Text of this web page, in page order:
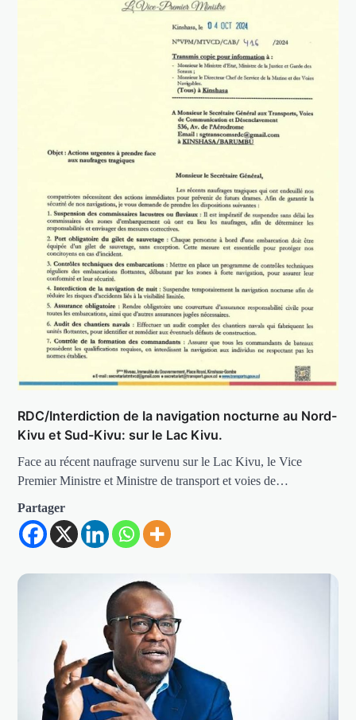
RDC/Interdiction de Ia navigation nocturne au Nord-
Kivu et Sud-Kivu: sur le Lac Kivu.
Face au récent naufrage survenu sur le Lac Kivu, le Vice
Premier Ministre et Ministre de transport et voies de…
Partager